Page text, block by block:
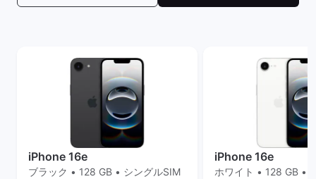
iPhone 16e
ブラック • 128 GB • シングルSIM
iPhone 16e
ホワイト • 128 GB •